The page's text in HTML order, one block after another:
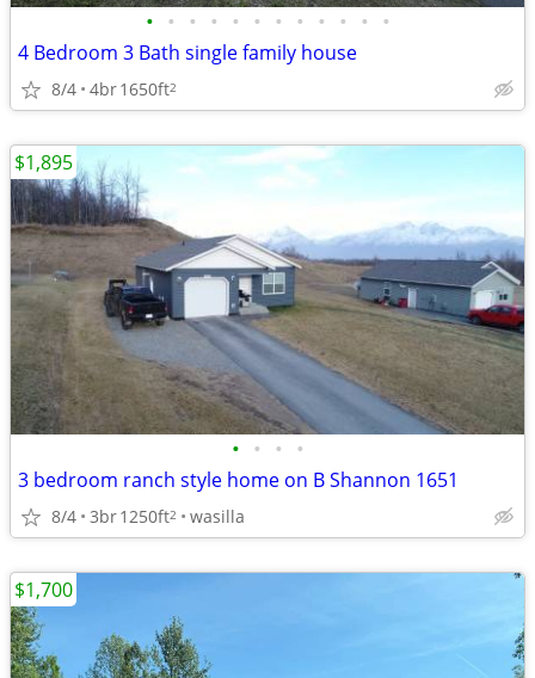
• • • • • • • • • • • •
4 Bedroom 3 Bath single family house
8/4 4br1650ft2
• • • •
3 bedroom ranch style home on B Shannon 1651
8/4 3br1250ft2 wasilla
$1,895
$1,700